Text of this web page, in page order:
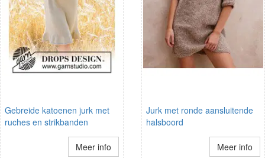
Gebreide katoenen jurk met
ruches en strikbanden
Meer info
Jurk met ronde aansluitende
halsboord
Meer info